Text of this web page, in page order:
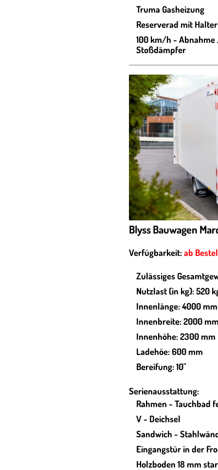
Truma Gasheizung
Reserverad mit
100 km/h - Abnahme
Stoßdämpfer
Blyss Bauwagen
Verfügbarkeit:ab
Zulässiges
Nutzlast (in kg): 520
Innenlänge: 4000 mm
Innenbreite: 2000
Innenhöhe: 2300 mm
Ladehöe: 600 mm
Bereifung: 10"
Serienausstattung:
Rahmen - Tauchbad
V - Deichsel
Sandwich -
Eingangstür in der
Holzboden 18 mm